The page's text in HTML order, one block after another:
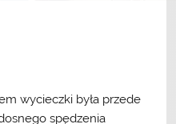
wycieczki była przede
spędzenia